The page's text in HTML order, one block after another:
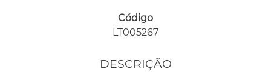
Código
LT005267
DESCRIÇÃO